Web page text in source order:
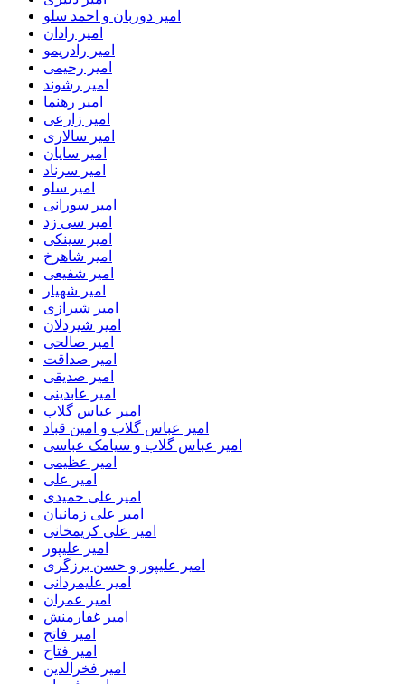
امیر دوربان و احمد سلو
امیر رادان
امیر رادریمو
امیر رحیمی
امیر رشوند
امیر رهنما
امیر زارعی
امیر سالاری
امیر سایان
امیر سرناد
امیر سلو
امیر سورانی
امیر سی زد
امیر سینکی
امیر شاهرخ
امیر شفیعی
امیر شهیار
امیر شیرازی
امیر شیردلان
امیر صالحی
امیر صداقت
امیر صدیقی
امیر عابدینی
امیر عباس گلاب
امیر عباس گلاب و امین قباد
امیر عباس گلاب و سیامک عباسی
امیر عظیمی
امیر علی
امیر علی حمیدی
امیر علی زمانیان
امیر علی کریمخانی
امیر علیپور
امیر علیپور و حسن برزگری
امیر علیمردانی
امیر عمران
امیر غفارمنش
امیر فاتح
امیر فتاح
امیر فخرالدین